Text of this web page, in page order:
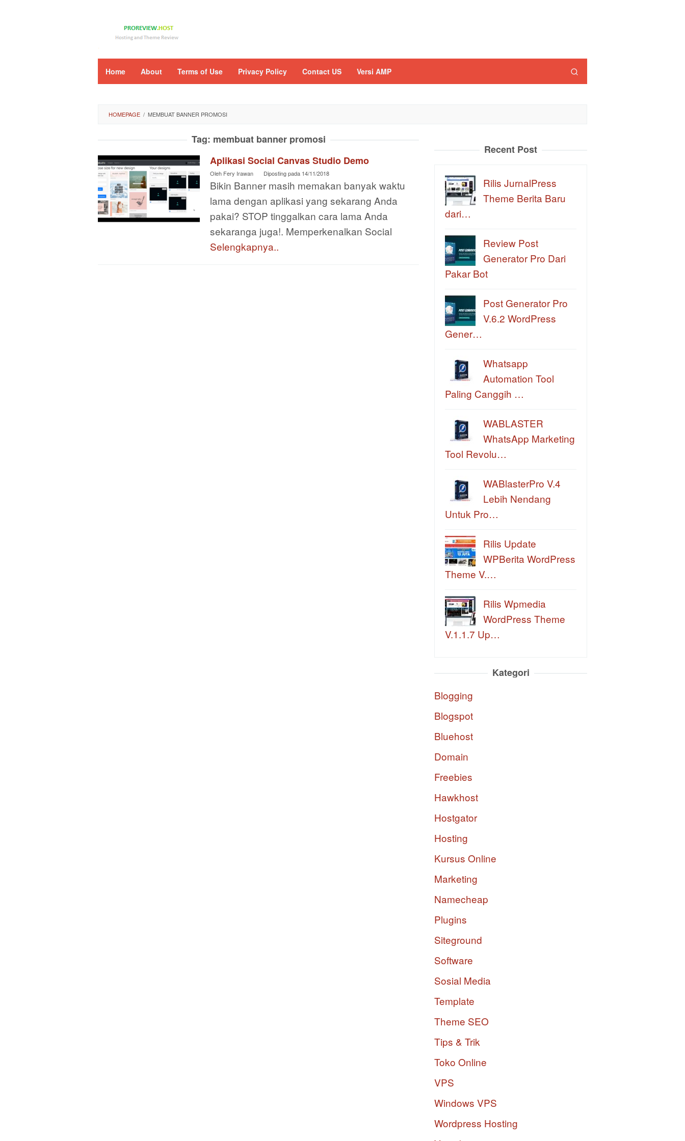
Home About Terms of Use Privacy Policy Contact US Versi AMP
HOMEPAGE / MEMBUAT BANNER PROMOSI
Tag: membuat banner promosi
Aplikasi Social Canvas Studio Demo
Oleh Fery Irawan Diposting pada 14/11/2018
Bikin Banner masih memakan banyak waktu
lama dengan aplikasi yang sekarang Anda
pakai? STOP tinggalkan cara lama Anda
sekaranga juga!. Memperkenalkan Social
Selengkapnya..
Recent Post
Rilis JurnalPress
Theme Berita Baru
dari…
Review Post
Generator Pro Dari
Pakar Bot
Post Generator Pro
V.6.2 WordPress
Gener…
Whatsapp
Automation Tool
Paling Canggih …
WABLASTER
WhatsApp Marketing
Tool Revolu…
WABlasterPro V.4
Lebih Nendang
Untuk Pro…
Rilis Update
WPBerita WordPress
Theme V.…
Rilis Wpmedia
WordPress Theme
V.1.1.7 Up…
Kategori
Blogging
Blogspot
Bluehost
Domain
Freebies
Hawkhost
Hostgator
Hosting
Kursus Online
Marketing
Namecheap
Plugins
Siteground
Software
Sosial Media
Template
Theme SEO
Tips & Trik
Toko Online
VPS
Windows VPS
Wordpress Hosting